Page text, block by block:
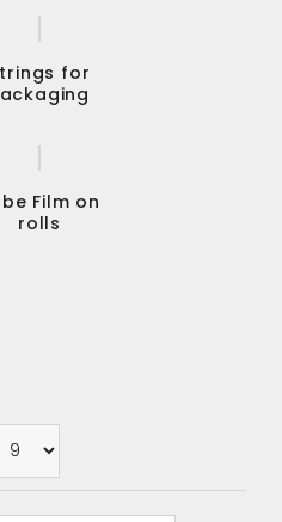
for
Film on
rolls